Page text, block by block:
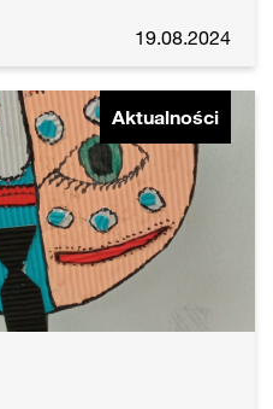
19.08.2024
Aktualności